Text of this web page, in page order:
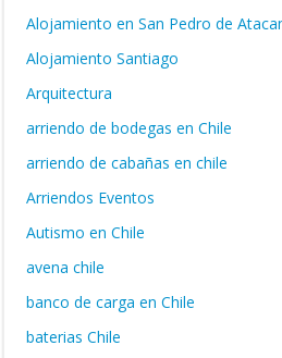
Alojamiento en San Pedro de
Alojamiento Santiago
Arquitectura
arriendo de bodegas en Chile
arriendo de cabañas en chile
Arriendos Eventos
Autismo en Chile
avena chile
banco de carga en Chile
baterias Chile